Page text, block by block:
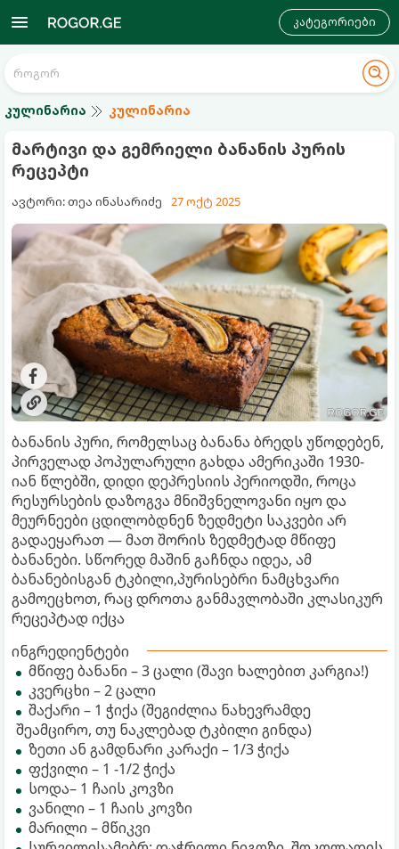
კატეგორიები
კულინარია კულინარია
მარტივი და გემრიელი ბანანის პურის
რეცეპტი
ავტორი: თეა ინასარიძე 27 ოქტ 2025
ბანანის პური, რომელსაც ბანანა ბრედს უწოდებენ,
პირველად პოპულარული გახდა ამერიკაში 1930-
იან წლებში, დიდი დეპრესიის პერიოდში, როცა
რესურსების დაზოგვა მნიშვნელოვანი იყო და
მეურნეები ცდილობდნენ ზედმეტი საკვები არ
გადაეყარათ — მათ შორის ზედმეტად მწიფე
ბანანები. სწორედ მაშინ გაჩნდა იდეა, ამ
ბანანებისგან ტკბილი,პურისებრი ნამცხვარი
გამოეცხოთ, რაც დროთა განმავლობაში კლასიკურ
რეცეპტად იქცა
ინგრედიენტები
მწიფე ბანანი – 3 ცალი (შავი ხალებით კარგია!)
კვერცხი – 2 ცალი
შაქარი – 1 ჭიქა (შეგიძლია ნახევრამდე
შეამცირო, თუ ნაკლებად ტკბილი გინდა)
ზეთი ან გამდნარი კარაქი – 1/3 ჭიქა
ფქვილი – 1 -1/2 ჭიქა
სოდა– 1 ჩაის კოვზი
ვანილი – 1 ჩაის კოვზი
მარილი – მწიკვი